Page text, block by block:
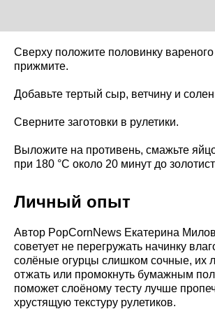
Сверху положите половинку вареного
прижмите.
Добавьте тертый сыр, ветчину и
Сверните заготовки в рулетики.
Выложите на противень, смажьте
при 180 °C около 20 минут до
Личный опыт
Автор PopCornNews Екатерина
советует не перегружать начинку
солёные огурцы слишком сочные, их
отжать или промокнуть бумажным
поможет слоёному тесту лучше
хрустящую текстуру рулетиков.